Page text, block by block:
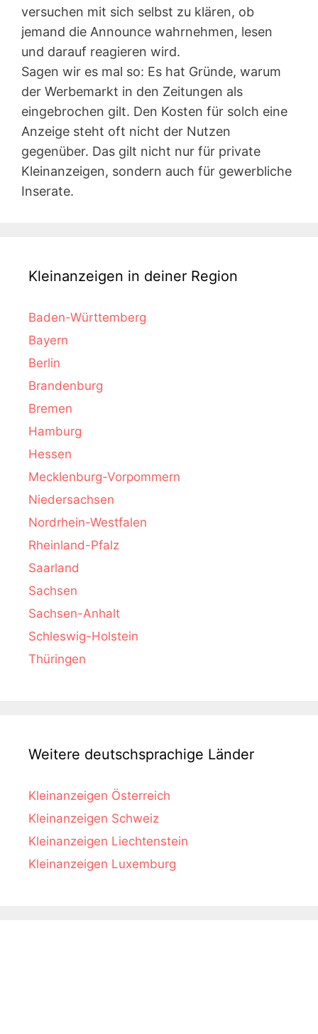
versuchen mit sich selbst zu klären, ob
jemand die Announce wahrnehmen, lesen
und darauf reagieren wird.
Sagen wir es mal so: Es hat Gründe, warum
der Werbemarkt in den Zeitungen als
eingebrochen gilt. Den Kosten für solch eine
Anzeige steht oft nicht der Nutzen
gegenüber. Das gilt nicht nur für private
Kleinanzeigen, sondern auch für gewerbliche
Inserate.
Kleinanzeigen in deiner Region
Baden-Württemberg
Bayern
Berlin
Brandenburg
Bremen
Hamburg
Hessen
Mecklenburg-Vorpommern
Niedersachsen
Nordrhein-Westfalen
Rheinland-Pfalz
Saarland
Sachsen
Sachsen-Anhalt
Schleswig-Holstein
Thüringen
Weitere deutschsprachige Länder
Kleinanzeigen Österreich
Kleinanzeigen Schweiz
Kleinanzeigen Liechtenstein
Kleinanzeigen Luxemburg